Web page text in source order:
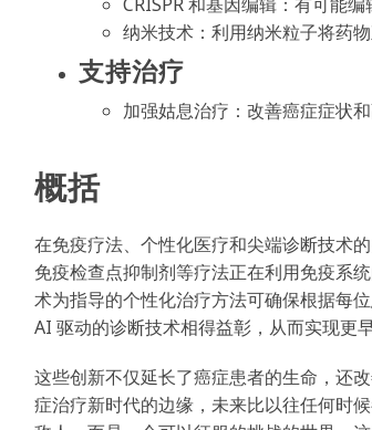
纳米技术：利用纳米粒子将药
支持治疗
加强姑息治疗：改善癌症症状
概括
在免疫疗法、个性化医疗和尖端诊断技术
免疫检查点抑制剂等疗法正在利用免疫系
术为指导的个性化治疗方法可确保根据每
AI 驱动的诊断技术相得益彰，从而实现更
这些创新不仅延长了癌症患者的生命，还
症治疗新时代的边缘，未来比以往任何时